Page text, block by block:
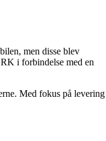
men disse blev
i forbindelse med en
Med fokus på levering